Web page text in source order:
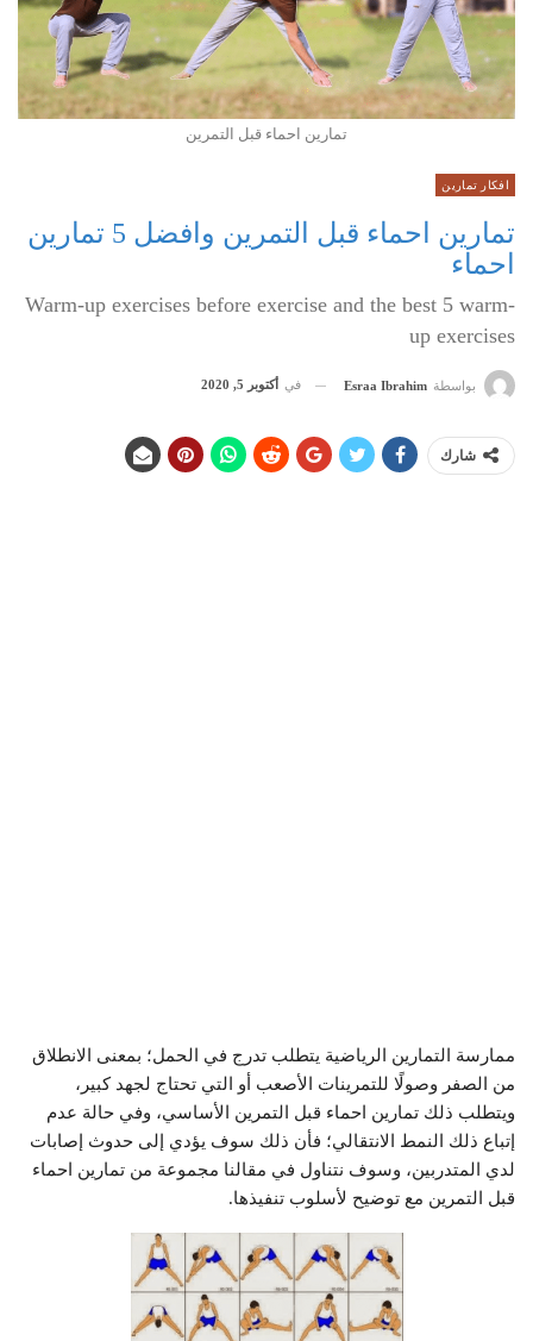
تمارين احماء قبل التمرين
افكار تمارين
تمارين احماء قبل التمرين وافضل 5 تمارين
احماء
Warm-up exercises before exercise and the best 5 warm-
up exercises
بواسطة Esraa Ibrahim في أكتوبر 5, 2020
شارك
ممارسة التمارين الرياضية يتطلب تدرج في الحمل؛ بمعنى الانطلاق
من الصفر وصولًا للتمرينات الأصعب أو التي تحتاج لجهد كبير،
ويتطلب ذلك تمارين احماء قبل التمرين الأساسي، وفي حالة عدم
إتباع ذلك النمط الانتقالي؛ فأن ذلك سوف يؤدي إلى حدوث إصابات
لدي المتدربين، وسوف نتناول في مقالنا مجموعة من تمارين احماء
قبل التمرين مع توضيح لأسلوب تنفيذها.